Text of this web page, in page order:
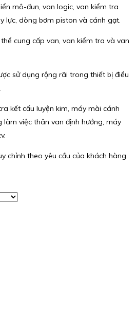
mô-đun, van logic, van kiểm tra
lực, dòng bơm piston và cánh gạt.
cung cấp van, van kiểm tra và van
sử dụng rộng rãi trong thiết bị điều
kết cấu luyện kim, máy mài cánh
làm việc thân van định hướng, máy
chỉnh theo yêu cầu của khách hàng.